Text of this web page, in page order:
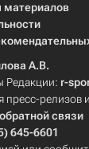
материалов
А.В.
Редакции: r-
релизов
связи
645-6601